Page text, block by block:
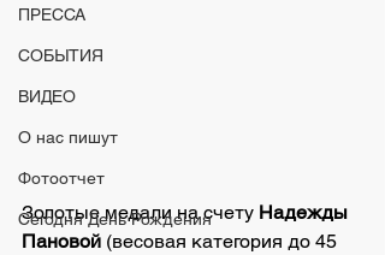
ПРЕССА
СОБЫТИЯ
ВИДЕО
О нас пишут
Фотоотчет
Сегодня День Рождения
Золотые медали на счету Надежды
Пановой (весовая категория до 45